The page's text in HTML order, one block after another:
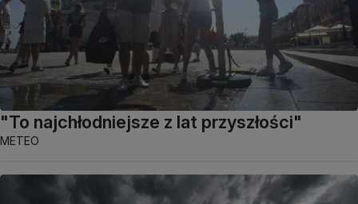
"To najchłodniejsze z lat przyszłości"
METEO